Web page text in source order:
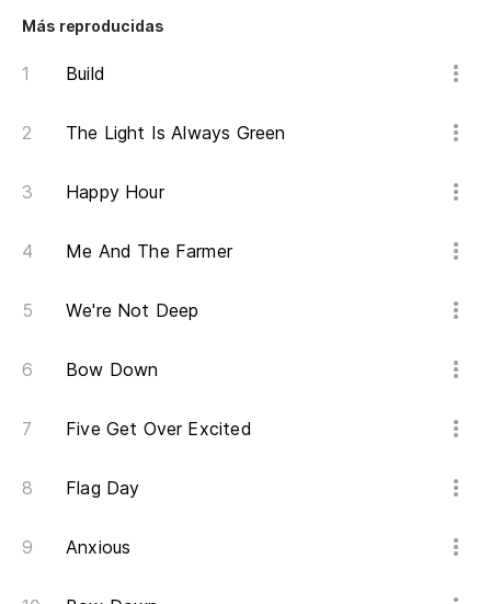
Más reproducidas
Build
The Light Is Always Green
Happy Hour
Me And The Farmer
We're Not Deep
Bow Down
Five Get Over Excited
Flag Day
Anxious